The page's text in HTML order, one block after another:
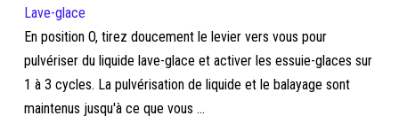
Lave-glace
En position O, tirez doucement le levier vers vous pour
pulvériser du liquide lave-glace et activer les essuie-glaces sur
1 à 3 cycles. La pulvérisation de liquide et le balayage sont
maintenus jusqu'à ce que vous ...